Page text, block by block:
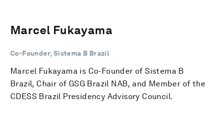
Marcel Fukayama
Co-Founder, Sistema B Brazil
Marcel Fukayama is Co-Founder of Sistema B
Brazil, Chair of GSG Brazil NAB, and Member of the
CDESS Brazil Presidency Advisory Council.